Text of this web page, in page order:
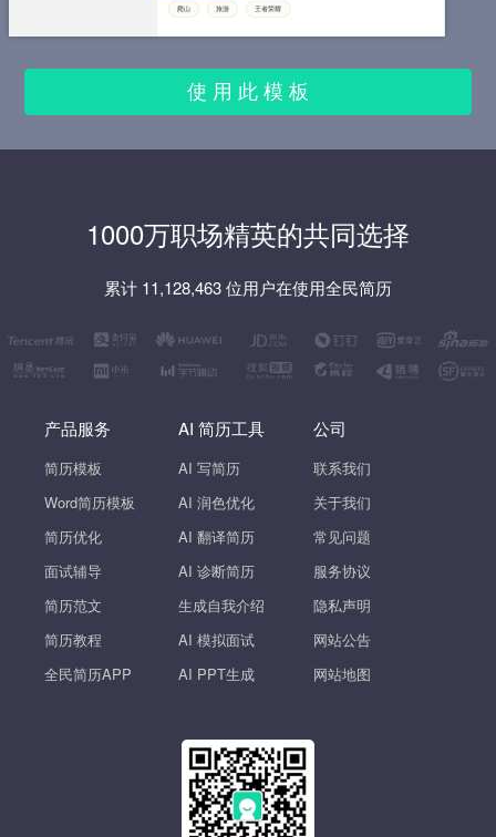
爬山 旅游 王者荣耀
使 用 此 模 板
1000万职场精英的共同选择
累计 11,128,463 位用户在使用全民简历
产品服务
简历模板
Word简历模板
简历优化
面试辅导
简历范文
简历教程
全民简历APP
AI 简历工具
AI 写简历
AI 润色优化
AI 翻译简历
AI 诊断简历
生成自我介绍
AI 模拟面试
AI PPT生成
公司
联系我们
关于我们
常见问题
服务协议
隐私声明
网站公告
网站地图